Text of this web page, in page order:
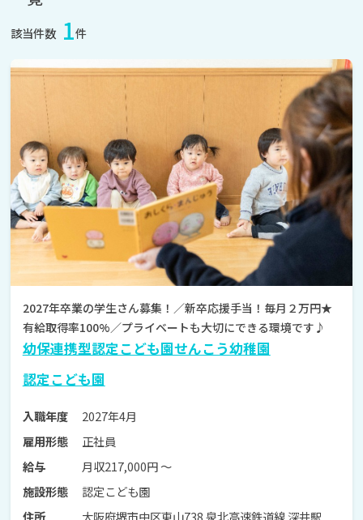
該当件数 1件
2027年卒業の学生さん募集！／新卒応援手当！毎月２万円★
有給取得率100%／プライベートも大切にできる環境です♪
幼保連携型認定こども園せんこう幼稚園
認定こども園
入職年度
2027年4月
雇用形態
正社員
給与
月収217,000円 〜
施設形態
認定こども園
住所
大阪府堺市中区東山738 泉北高速鉄道線 深井駅